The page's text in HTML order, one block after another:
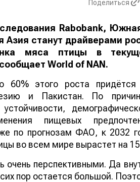
Поделиться
Rabobank,
Азия станут драйверами
мяса птицы в
World of NAN.
60% этого роста придётся
и Пакистан. По
пищевых
по прогнозам ФАО, к 2032
во всем мире вырастет на
очень перспективными. Да
пор остается большой.
войны: колорадского
лазером